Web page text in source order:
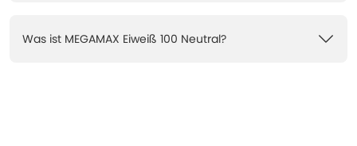
Was ist MEGAMAX Eiweiß 100 Neutral?